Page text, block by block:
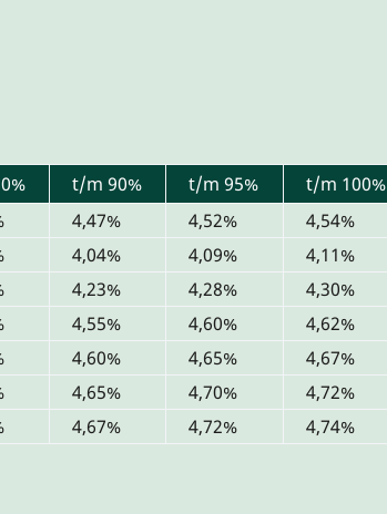
t/m 90% t/m 95% t/m 100%
4,47% 4,52% 4,54%
4,04% 4,09% 4,11%
4,23% 4,28% 4,30%
4,55% 4,60% 4,62%
4,60% 4,65% 4,67%
4,65% 4,70% 4,72%
4,67% 4,72% 4,74%